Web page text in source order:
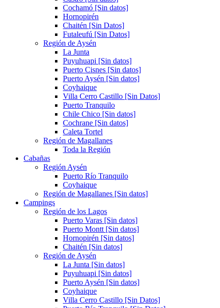
Cochamó [Sin datos]
Hornopirén
Chaitén [Sin Datos]
Futaleufú [Sin Datos]
Región de Aysén
La Junta
Puyuhuapi [Sin datos]
Puerto Cisnes [Sin datos]
Puerto Aysén [Sin datos]
Coyhaique
Villa Cerro Castillo [Sin Datos]
Puerto Tranquilo
Chile Chico [Sin datos]
Cochrane [Sin datos]
Caleta Tortel
Región de Magallanes
Toda la Región
Cabañas
Región Aysén
Puerto Río Tranquilo
Coyhaique
Región de Magallanes [Sin datos]
Campings
Región de los Lagos
Puerto Varas [Sin datos]
Puerto Montt [Sin datos]
Hornopirén [Sin datos]
Chaitén [Sin datos]
Región de Aysén
La Junta [Sin datos]
Puyuhuapi [Sin datos]
Puerto Aysén [Sin datos]
Coyhaique
Villa Cerro Castillo [Sin Datos]